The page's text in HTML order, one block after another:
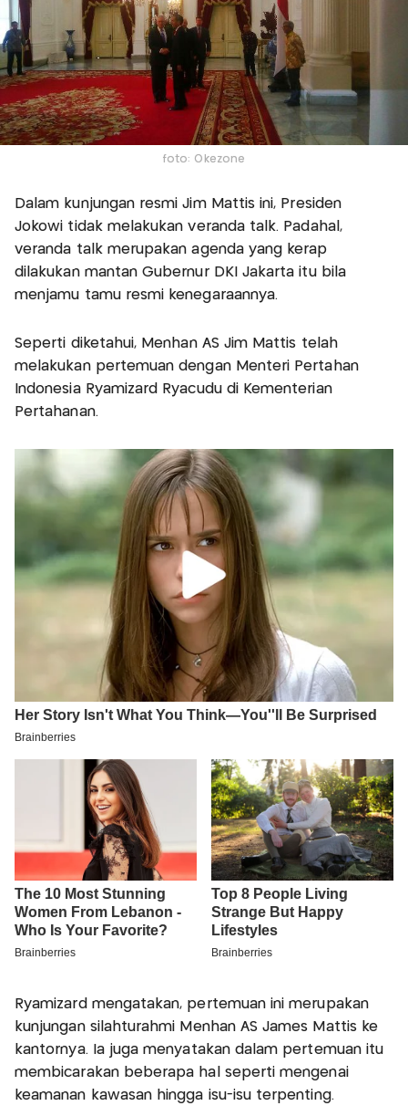
foto: Okezone
Dalam kunjungan resmi Jim Mattis ini, Presiden
Jokowi tidak melakukan veranda talk. Padahal,
veranda talk merupakan agenda yang kerap
dilakukan mantan Gubernur DKI Jakarta itu bila
menjamu tamu resmi kenegaraannya.
Seperti diketahui, Menhan AS Jim Mattis telah
melakukan pertemuan dengan Menteri Pertahan
Indonesia Ryamizard Ryacudu di Kementerian
Pertahanan.
Ryamizard mengatakan, pertemuan ini merupakan
kunjungan silahturahmi Menhan AS James Mattis ke
kantornya. Ia juga menyatakan dalam pertemuan itu
membicarakan beberapa hal seperti mengenai
keamanan kawasan hingga isu-isu terpenting.